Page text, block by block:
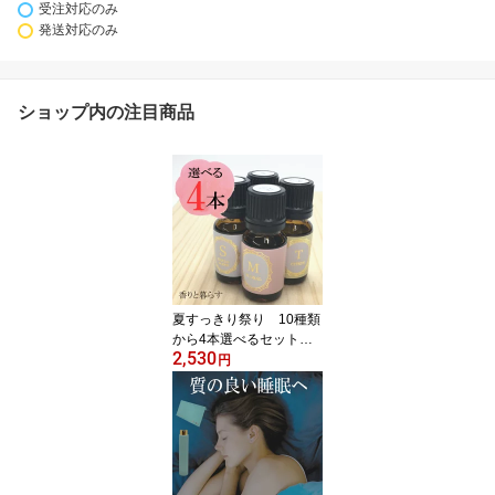
受注対応のみ
発送対応のみ
ショップ内の注目商品
夏すっきり祭り 10種類
から4本選べるセット
アロマオイル エッセンシ
ャルオイル
2,530円